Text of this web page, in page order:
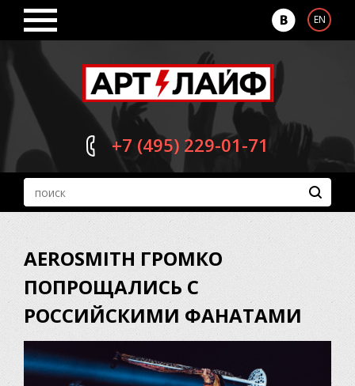
EN
+7 (495) 229-01-71
AEROSMITH ГРОМКО
ПОПРОЩАЛИСЬ С
РОССИЙСКИМИ ФАНАТАМИ